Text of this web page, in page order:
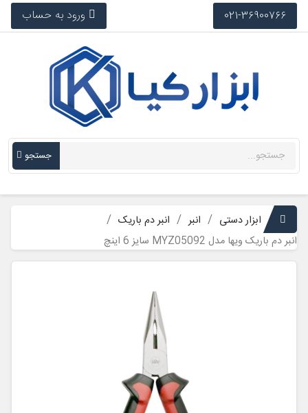
021-36900766 ورود به حساب
جستجو
ابزار دستی انبر
انبر دم باریک
انبر دم باریک ویها مدل MYZ05092 سایز 6 اینچ